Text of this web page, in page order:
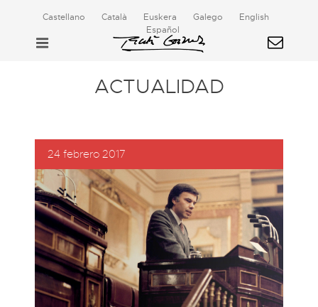
Castellano Català Euskera Galego
English
Español
ACTUALIDAD
24 febrero 2017